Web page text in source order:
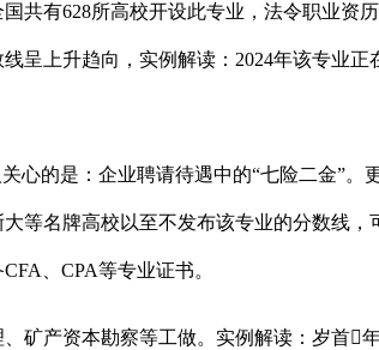
有628所高校开设此专业，法令职业资历
呈上升趋向，实例解读：2024年该专业正
的是：企业聘请待遇中的“七险二金”。
等名牌高校以至不发布该专业的分数线，
、CPA等专业证书。
产资本勘察等工做。实例解读：岁首